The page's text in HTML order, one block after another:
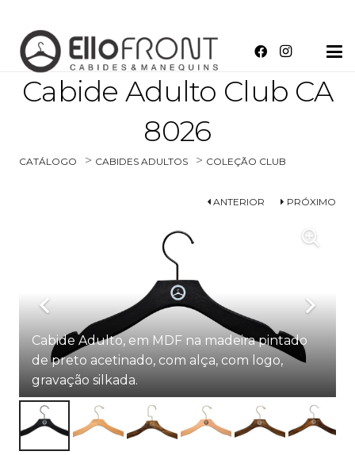
Cabide Adulto Club CA
8026
CATÁLOGO > CABIDES ADULTOS > COLEÇÃO CLUB
ANTERIOR PRÓXIMO
Cabide Adulto, em MDF na madeira pintado
de preto acetinado, com alça, com logo,
gravação silkada.